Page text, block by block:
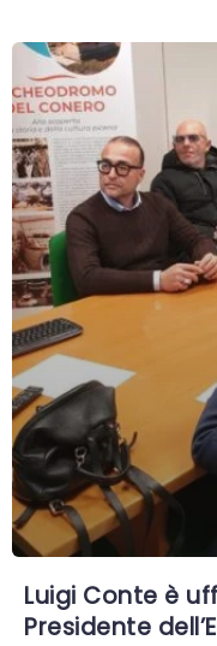
Luigi Conte è
Presidente